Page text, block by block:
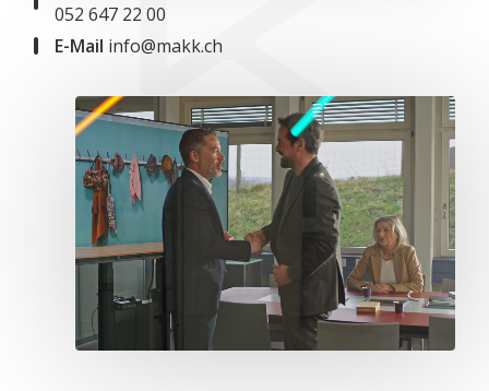
052 647 22 00
E-Mail info@makk.ch